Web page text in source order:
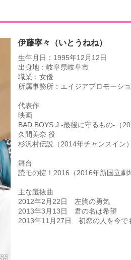
伊藤寧々（いとうねね）
生年月日：1995年12月12日
出身地：岐阜県岐阜市
職業：女優
所属事務所：エイジアプロモーシ
代表作
映画
BAD BOYS J -最後に守るもの-（
久間美奈 役
杉沢村伝説（2014年チャンスイン
舞台
読モの掟！2016（2016年新国立劇
主な選抜曲
2012年2月22日 左胸の勇気
2013年3月13日 君の名は希望
2013年11月27日 初恋の人を今で